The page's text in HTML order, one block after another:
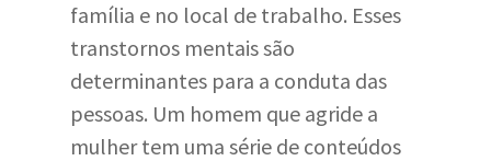
família e no local de trabalho. Esses
transtornos mentais são
determinantes para a conduta das
pessoas. Um homem que agride a
mulher tem uma série de conteúdos